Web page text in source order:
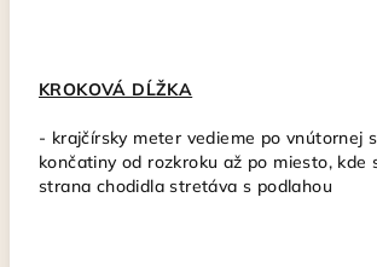
KROKOVÁ DĹŽKA
- krajčírsky meter vedieme po vnútornej
končatiny od rozkroku až po miesto, kde
strana chodidla stretáva s podlahou